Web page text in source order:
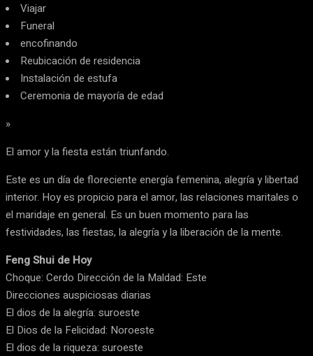
Viajar
Funeral
encofinando
Reubicación de residencia
Instalación de estufa
Ceremonia de mayoría de edad
»
El amor y la fiesta están triunfando.
Este es un día de floreciente energía femenina, alegría y libertad
interior. Hoy es propicio para el amor, las relaciones maritales o
el maridaje en general. Es un buen momento para las
festividades, las fiestas, la alegría y la liberación de la mente.
Feng Shui de Hoy
Choque: Cerdo Dirección de la Maldad: Este
Direcciones auspiciosas diarias
El dios de la alegría: suroeste
El Dios de la Felicidad: Noroeste
El dios de la riqueza: suroeste